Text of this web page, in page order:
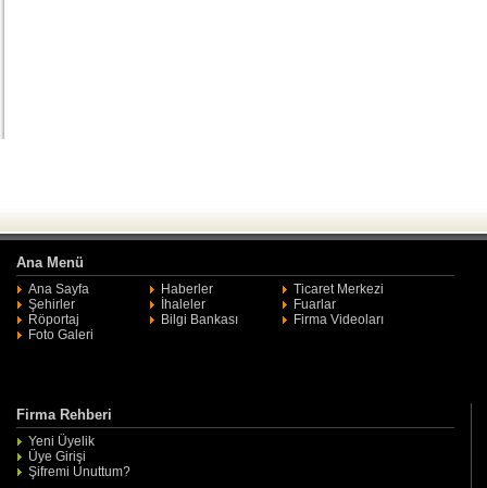
Ana Menü
Ana Sayfa Haberler
Ticaret Merkezi
Şehirler
İhaleler
Fuarlar
Röportaj
Bilgi Bankası
Firma Videoları
Foto Galeri
Firma Rehberi
Yeni Üyelik
Üye Girişi
Şifremi Unuttum?